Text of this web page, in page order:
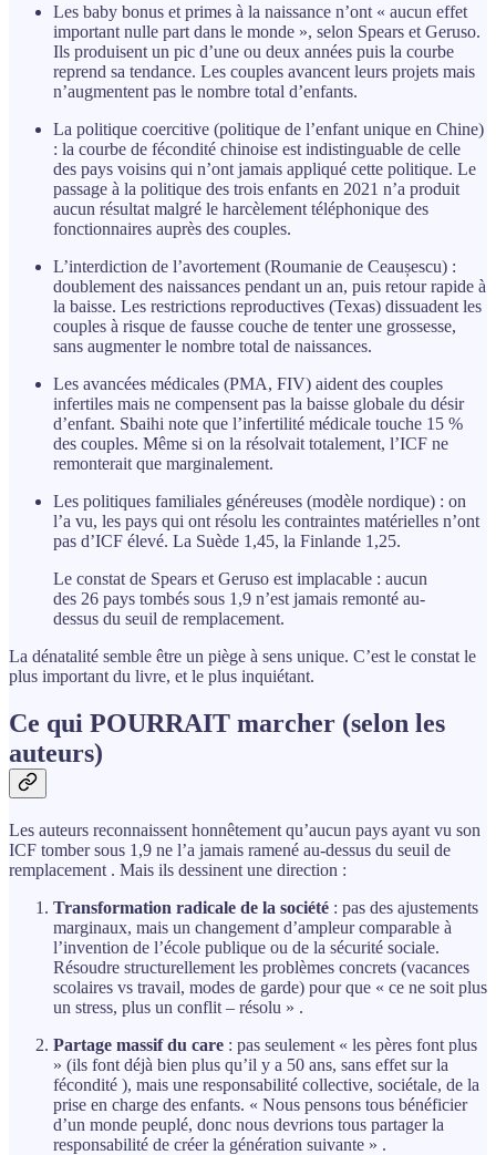
Les baby bonus et primes à la naissance n’ont « aucun effet
important nulle part dans le monde », selon Spears et Geruso.
Ils produisent un pic d’une ou deux années puis la courbe
reprend sa tendance. Les couples avancent leurs projets mais
n’augmentent pas le nombre total d’enfants.
La politique coercitive (politique de l’enfant unique en Chine)
: la courbe de fécondité chinoise est indistinguable de celle
des pays voisins qui n’ont jamais appliqué cette politique. Le
passage à la politique des trois enfants en 2021 n’a produit
aucun résultat malgré le harcèlement téléphonique des
fonctionnaires auprès des couples.
L’interdiction de l’avortement (Roumanie de Ceaușescu) :
doublement des naissances pendant un an, puis retour rapide à
la baisse. Les restrictions reproductives (Texas) dissuadent les
couples à risque de fausse couche de tenter une grossesse,
sans augmenter le nombre total de naissances.
Les avancées médicales (PMA, FIV) aident des couples
infertiles mais ne compensent pas la baisse globale du désir
d’enfant. Sbaihi note que l’infertilité médicale touche 15 %
des couples. Même si on la résolvait totalement, l’ICF ne
remonterait que marginalement.
Les politiques familiales généreuses (modèle nordique) : on
l’a vu, les pays qui ont résolu les contraintes matérielles n’ont
pas d’ICF élevé. La Suède 1,45, la Finlande 1,25.
Le constat de Spears et Geruso est implacable : aucun
des 26 pays tombés sous 1,9 n’est jamais remonté au-
dessus du seuil de remplacement.
La dénatalité semble être un piège à sens unique. C’est le constat le
plus important du livre, et le plus inquiétant.
Ce qui POURRAIT marcher (selon les
auteurs)
Les auteurs reconnaissent honnêtement qu’aucun pays ayant vu son
ICF tomber sous 1,9 ne l’a jamais ramené au-dessus du seuil de
remplacement . Mais ils dessinent une direction :
Transformation radicale de la société : pas des ajustements
marginaux, mais un changement d’ampleur comparable à
l’invention de l’école publique ou de la sécurité sociale.
Résoudre structurellement les problèmes concrets (vacances
scolaires vs travail, modes de garde) pour que « ce ne soit plus
un stress, plus un conflit – résolu » .
Partage massif du care : pas seulement « les pères font plus
» (ils font déjà bien plus qu’il y a 50 ans, sans effet sur la
fécondité ), mais une responsabilité collective, sociétale, de la
prise en charge des enfants. « Nous pensons tous bénéficier
d’un monde peuplé, donc nous devrions tous partager la
responsabilité de créer la génération suivante » .